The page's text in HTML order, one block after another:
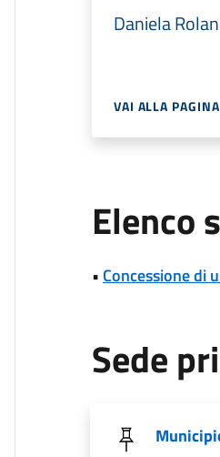
Daniela
VAI ALLA PAGINA
Elenco
• Concessione di
Sede